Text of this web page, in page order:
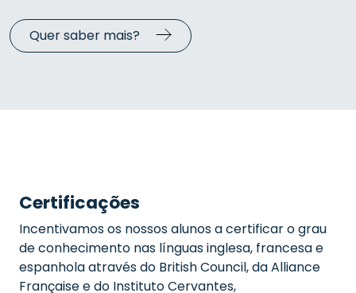
Quer saber mais?
Certificações
Incentivamos os nossos alunos a certificar o grau
de conhecimento nas línguas inglesa, francesa e
espanhola através do British Council, da Alliance
Française e do Instituto Cervantes,